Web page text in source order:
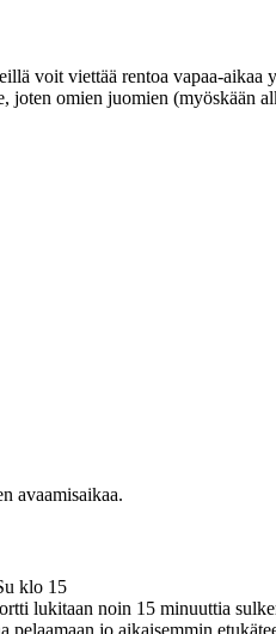
voit viettää rentoa vapaa-aikaa
joten omien juomien (myöskään
avaamisaikaa.
klo 15
lukitaan noin 15 minuuttia
jo aikaisemmin